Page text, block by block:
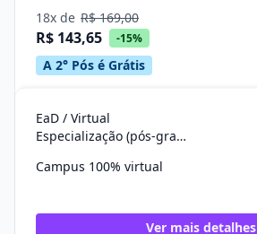
18x de R$ 169,00
R$ 143,65 -15%
A 2° Pós é Grátis
EaD / Virtual
Especialização (pós-graduação)
Campus 100% virtual
Ver mais detalhes